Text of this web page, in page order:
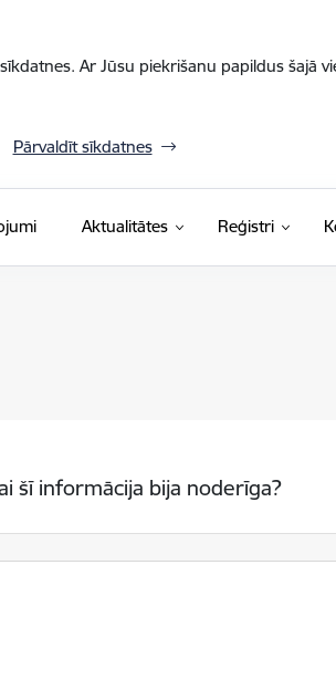
Ar Jūsu piekrišanu papildus šajā
Pārvaldīt sīkdatnes
Aktualitātes Reģistri
šī informācija bija noderīga?